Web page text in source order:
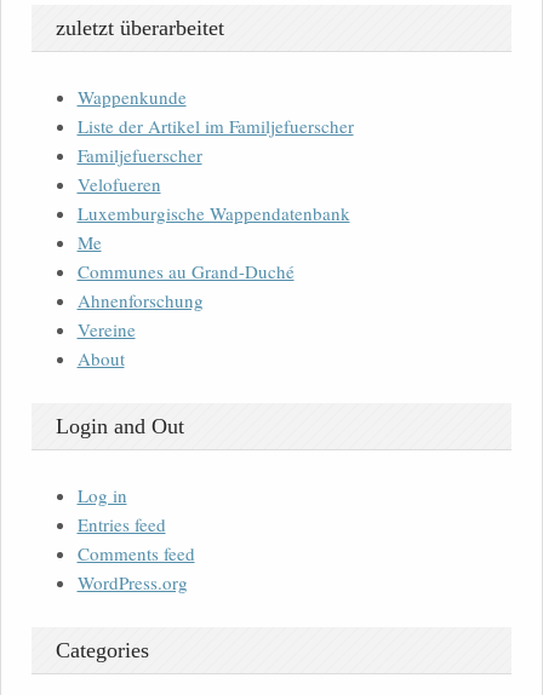
zuletzt überarbeitet
Wappenkunde
Liste der Artikel im Familjefuerscher
Familjefuerscher
Velofueren
Luxemburgische Wappendatenbank
Me
Communes au Grand-Duché
Ahnenforschung
Vereine
About
Login and Out
Log in
Entries feed
Comments feed
WordPress.org
Categories